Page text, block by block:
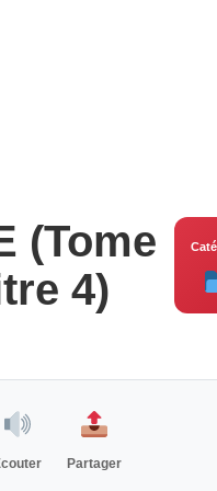
(Tome
4)
Partager